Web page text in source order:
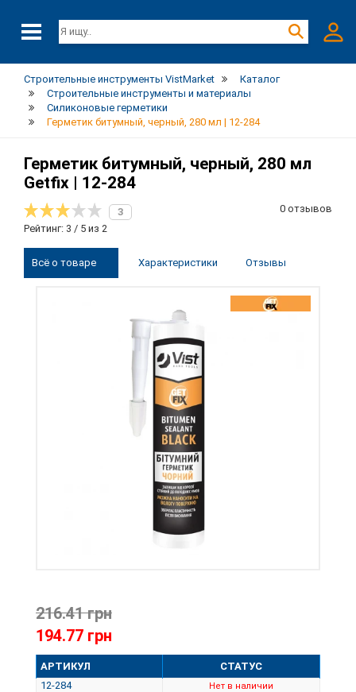
Строительные инструменты VistMarket
Каталог
Строительные инструменты и материалы
Силиконовые герметики
Герметик битумный, черный, 280 мл | 12-284
Герметик битумный, черный, 280 мл
Getfix | 12-284
3
Рейтинг: 3 / 5 из 2
0 отзывов
Всё о товаре Характеристики Отзывы
216.41 грн
194.77 грн
АРТИКУЛ
СТАТУС
12-284
Нет в наличии